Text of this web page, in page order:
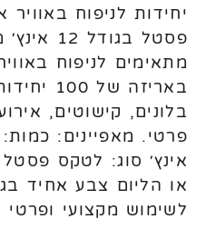
יחידות לניפוח
מתאימים לניפוח
באריזה
בלונים, קישוטים,
אינץ׳ סוג: לטקס
או הליום צבע אחיד
לשימוש מקצועי ופרטי